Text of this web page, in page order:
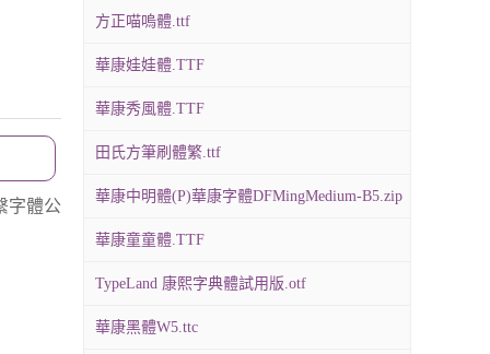
字體公
方正喵嗚體.ttf
華康娃娃體.TTF
華康秀風體.TTF
田氏方筆刷體繁.ttf
華康中明體(P)華康字體DFMingMedium-B5.zip
華康童童體.TTF
TypeLand 康熙字典體試用版.otf
華康黑體W5.ttc